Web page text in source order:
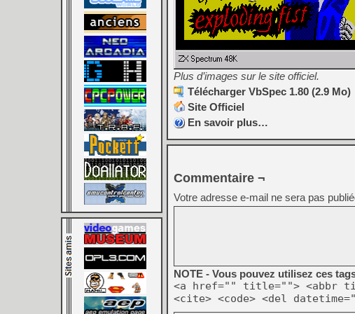
Plus d’images sur le site officiel.
Télécharger VbSpec 1.80 (2.9 Mo)
Site Officiel
En savoir plus…
Commentaire ¬
Votre adresse e-mail ne sera pas
NOTE - Vous pouvez utilisez ces
<a href="" title=""> <abbr
<cite> <code> <del